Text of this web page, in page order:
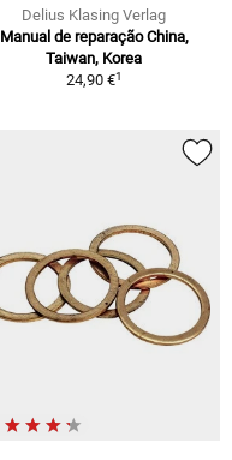
Delius Klasing Verlag
Manual de reparação China,
Taiwan, Korea
24,90 €1